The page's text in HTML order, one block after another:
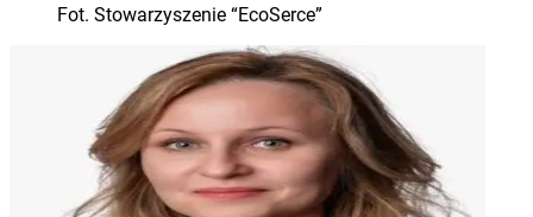
Fot. Stowarzyszenie “EcoSerce”